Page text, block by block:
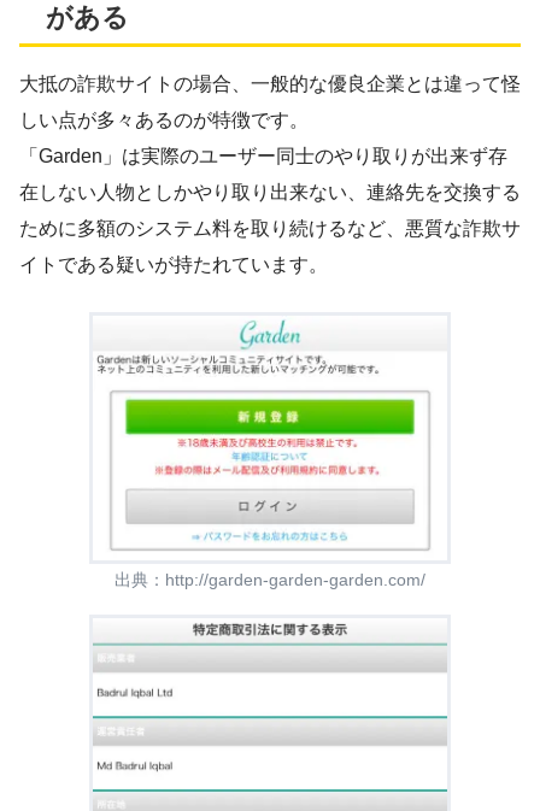
がある
大抵の詐欺サイトの場合、一般的な優良企業とは違って怪
しい点が多々あるのが特徴です。
「Garden」は実際のユーザー同士のやり取りが出来ず存
在しない人物としかやり取り出来ない、連絡先を交換する
ために多額のシステム料を取り続けるなど、悪質な詐欺サ
イトである疑いが持たれています。
出典： http://garden-garden-garden.com/